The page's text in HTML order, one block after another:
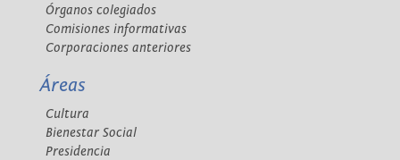
Órganos colegiados
Comisiones informativas
Corporaciones anteriores
Áreas
Cultura
Bienestar Social
Presidencia